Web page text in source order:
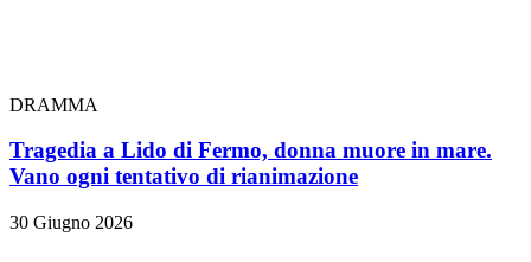
DRAMMA
Tragedia a Lido di Fermo, donna muore in mare.
Vano ogni tentativo di rianimazione
30 Giugno 2026